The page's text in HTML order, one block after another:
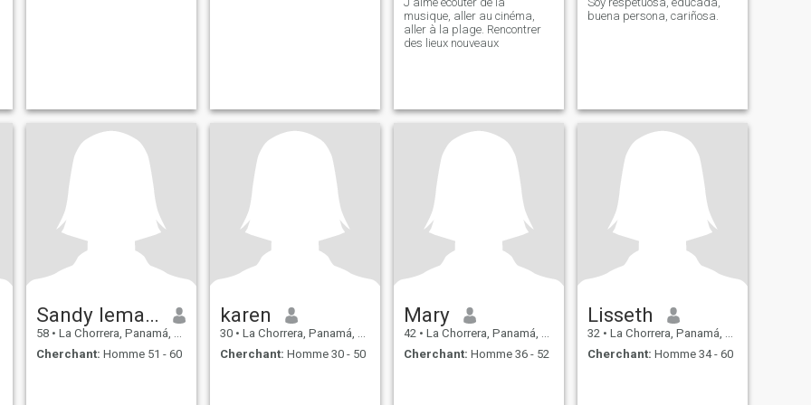
musique, aller au cinéma,
aller à la plage. Rencontrer
des lieux nouveaux
buena persona, cariñosa.
Sandy lemaire
58 • La Chorrera, Panamá, Paname
Cherchant: Homme 51 - 60
karen
30 • La Chorrera, Panamá, Paname
Cherchant: Homme 30 - 50
Mary
42 • La Chorrera, Panamá, Paname
Cherchant: Homme 36 - 52
Lisseth
32 • La Chorrera, Panamá, Paname
Cherchant: Homme 34 - 60